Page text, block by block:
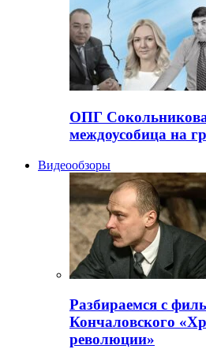
ОПГ
междоусобица на
Видеообзоры
Разбираемся с
Кончаловского
революции»